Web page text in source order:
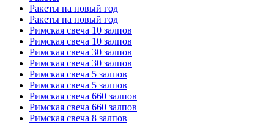
Ракеты на новый год
Ракеты на новый год
Римская свеча 10 залпов
Римская свеча 10 залпов
Римская свеча 30 залпов
Римская свеча 30 залпов
Римская свеча 5 залпов
Римская свеча 5 залпов
Римская свеча 660 залпов
Римская свеча 660 залпов
Римская свеча 8 залпов